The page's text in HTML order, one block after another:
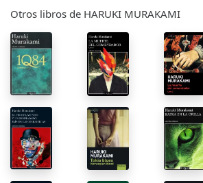
Otros libros de HARUKI MURAKAMI